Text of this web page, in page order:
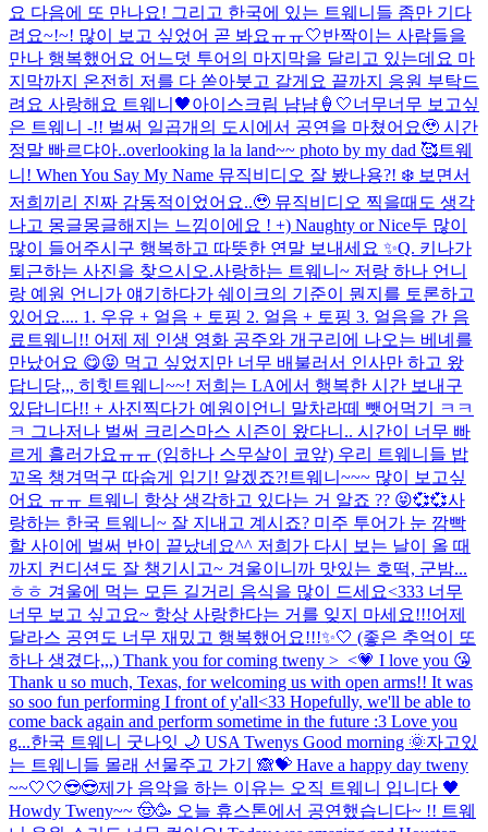
요 다음에 또 만나요! 그리고 한국에 있는 트웨니들 좀만 기다
려요~!~! 많이 보고 싶었어 곧 봐요ㅠㅠ🤍반짝이는 사람들을
만나 행복했어요 어느덧 투어의 마지막을 달리고 있는데요 마
지막까지 온전히 저를 다 쏟아붓고 갈게요 끝까지 응원 부탁드
려요 사랑해요 트웨니🖤아이스크림 냠냠🍦🤍너무너무 보고싶
은 트웨니 -!! 벌써 일곱개의 도시에서 공연을 마쳤어요🥹 시간
정말 빠르댜아..overlooking la la land~~ photo by my dad 🥰트웨
니! When You Say My Name 뮤직비디오 잘 봤나용?! ❄️ 보면서
저희끼리 진짜 감동적이었어요..🥹 뮤직비디오 찍을때도 생각
나고 몽글몽글해지는 느낌이에요 ! +) Naughty or Nice두 많이
많이 들어주시구 행복하고 따뜻한 연말 보내세요 ✨Q. 키나가
퇴근하는 사진을 찾으시오.사랑하는 트웨니~ 저랑 하나 언니
랑 예원 언니가 얘기하다가 쉐이크의 기준이 뭔지를 토론하고
있어요.... 1. 우유 + 얼음 + 토핑 2. 얼음 + 토핑 3. 얼음을 간 음
료 트웨니!! 어제 제 인생 영화 공주와 개구리에 나오는 베녜를
만났어요 😋😝 먹고 싶었지만 너무 배불러서 인사만 하고 왔
답니당,,, 히힛 트웨니~~! 저희는 LA에서 행복한 시간 보내구
있답니다!! + 사진찍다가 예원이언니 말차라떼 뺏어먹기 ㅋㅋ
ㅋ 그나저나 벌써 크리스마스 시즌이 왔다니.. 시간이 너무 빠
르게 흘러가요ㅠㅠ (임하나 스무살이 코앞) 우리 트웨니들 밥
꼬옥 챙겨먹구 따숩게 입기! 알겠죠?! 트웨니~~~ 많이 보고싶
어요 ㅠㅠ 트웨니 항상 생각하고 있다는 거 알죠 ?? 😝💞💞사
랑하는 한국 트웨니~ 잘 지내고 계시죠? 미주 투어가 눈 깜빡
할 사이에 벌써 반이 끝났네요^^ 저희가 다시 보는 날이 올 때
까지 컨디션도 잘 챙기시고~ 겨울이니까 맛있는 호떡, 군밤...
ㅎㅎ 겨울에 먹는 모든 길거리 음식을 많이 드세요<333 너무
너무 보고 싶고요~ 항상 사랑한다는 거를 잊지 마세요!!!어제
달라스 공연도 너무 재밌고 행복했어요!!!✨🤍 (좋은 추억이 또
하나 생겼다,,,) Thank you for coming tweny >_<💗 I love you 😘
Thank u so much, Texas, for welcoming us with open arms!! It was
so soo fun performing I front of y'all<33 Hopefully, we'll be able to
come back again and perform sometime in the future :3 Love you
g...한국 트웨니 굿나잇 🌙 USA Twenys Good morning 🌞자고있
는 트웨니들 몰래 선물주고 가기 🙈💝 Have a happy day tweny
~~🤍🤍😎😎제가 음악을 하는 이유는 오직 트웨니 입니다 🖤
Howdy Tweny~~ 🤠🥳 오늘 휴스톤에서 공연했습니다~ !! 트웨